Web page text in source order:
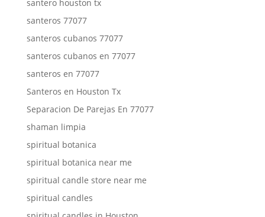
santero houston tx
santeros 77077
santeros cubanos 77077
santeros cubanos en 77077
santeros en 77077
Santeros en Houston Tx
Separacion De Parejas En 77077
shaman limpia
spiritual botanica
spiritual botanica near me
spiritual candle store near me
spiritual candles